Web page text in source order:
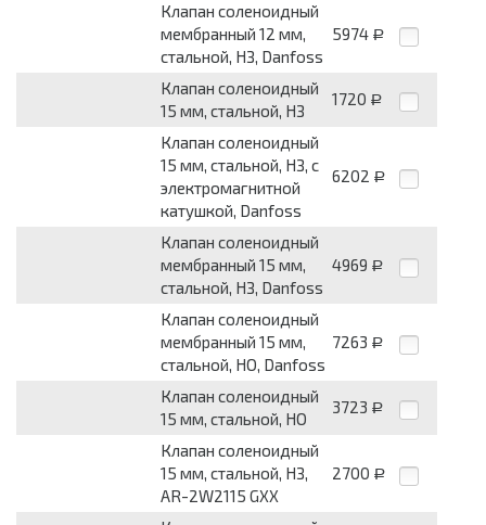
Клапан соленоидный
мембранный 12 мм,
стальной, НЗ, Danfoss
5974 Р
Клапан соленоидный
15 мм, стальной, НЗ
1720 Р
Клапан соленоидный
15 мм, стальной, НЗ, с
электромагнитной
катушкой, Danfoss
6202 Р
Клапан соленоидный
мембранный 15 мм,
стальной, НЗ, Danfoss
4969 Р
Клапан соленоидный
мембранный 15 мм,
стальной, НО, Danfoss
7263 Р
Клапан соленоидный
15 мм, стальной, НО
3723 Р
Клапан соленоидный
15 мм, стальной, НЗ,
AR-2W2115 GXX
2700 Р